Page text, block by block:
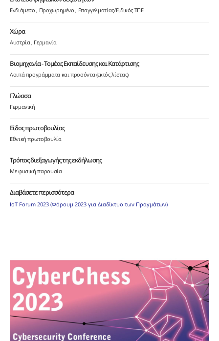
Ενδιάμεσο Προχωρημένο Επαγγελματίας/Ειδικός ΤΠΕ
Χώρα
Αυστρία Γερμανία
Βιομηχανία - Τομέας Εκπαίδευσης και Κατάρτισης
Λοιπά προγράμματα και προσόντα (εκτός λίστας)
Γλώσσα
Γερμανική
Είδος πρωτοβουλίας
Εθνική πρωτοβουλία
Τρόπος διεξαγωγής της εκδήλωσης
Με φυσική παρουσία
Διαβάσετε περισσότερα
IoT Forum 2023 (Φόρουμ 2023 για Διαδίκτυο των Πραγμάτων)